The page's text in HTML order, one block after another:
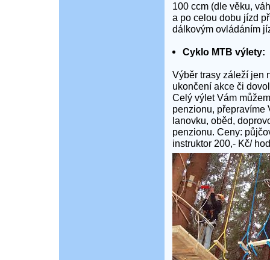
100 ccm (dle věku,
a po celou dobu jízd
dálkovým ovládáním
Cyklo MTB výlety:
Výběr trasy záleží jen
ukončení akce či
Celý výlet Vám
penzionu, přepravíme
lanovku, oběd,
penzionu. Ceny:
instruktor 200,- Kč/